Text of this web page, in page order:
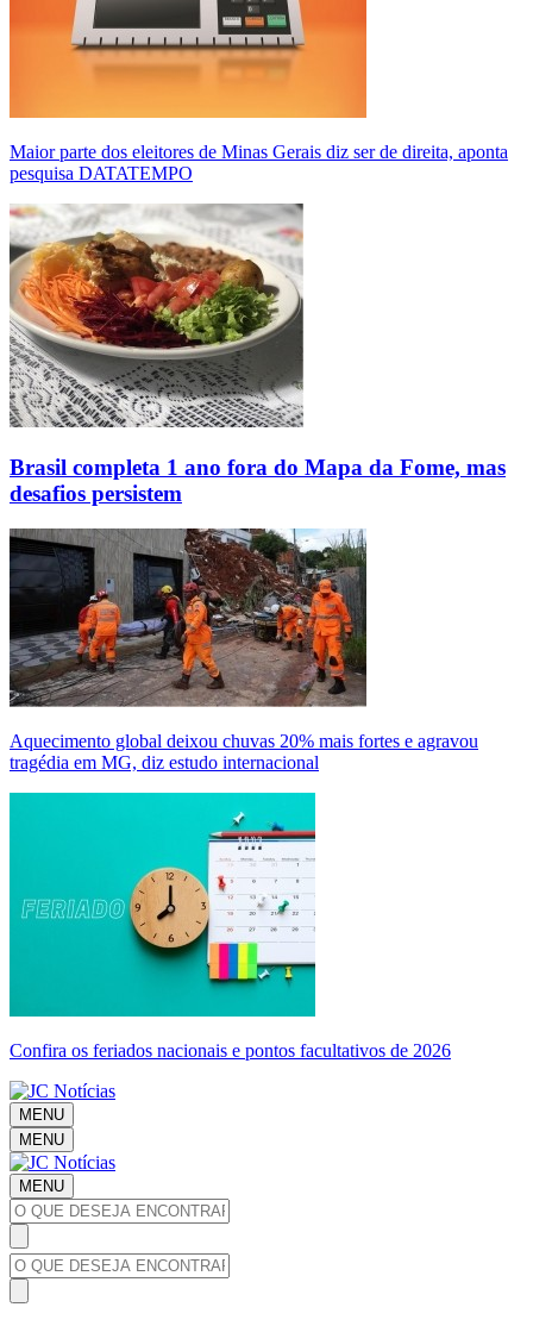
Maior parte dos eleitores de Minas Gerais diz ser de direita, aponta
pesquisa DATATEMPO
Brasil completa 1 ano fora do Mapa da Fome, mas
desafios persistem
Aquecimento global deixou chuvas 20% mais fortes e agravou
tragédia em MG, diz estudo internacional
Confira os feriados nacionais e pontos facultativos de 2026
MENU
MENU
MENU